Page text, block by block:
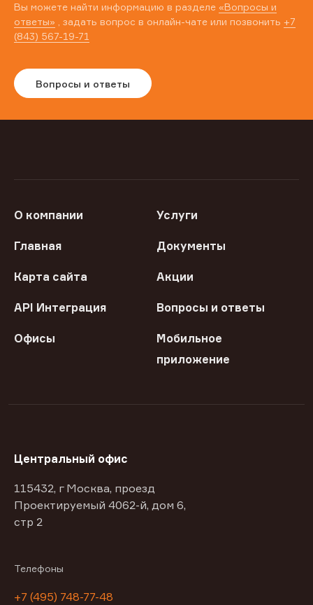
Вы можете найти информацию в разделе «Вопросы и
ответы» , задать вопрос в онлайн-чате или позвонить +7
(843) 567-19-71
Вопросы и ответы
О компании Услуги
Главная Документы
Карта сайта Акции
API Интеграция Вопросы и ответы
Офисы
Мобильное
приложение
Центральный офис
115432, г Москва, проезд
Проектируемый 4062-й, дом 6,
стр 2
Телефоны
+7 (495) 748-77-48